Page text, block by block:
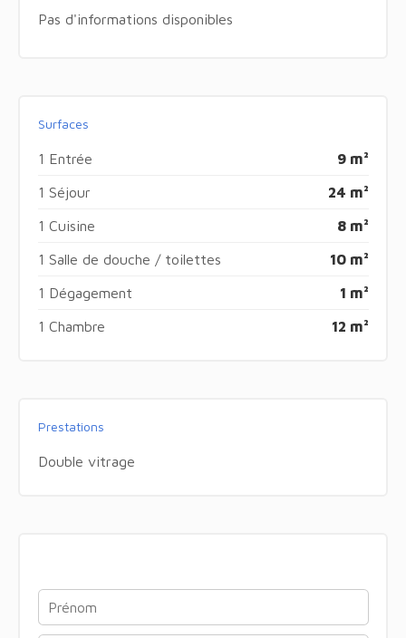
Pas d'informations disponibles
Surfaces
1 Entrée 9 m²
1 Séjour 24 m²
1 Cuisine 8 m²
1 Salle de douche / toilettes 10 m²
1 Dégagement 1 m²
1 Chambre 12 m²
Prestations
Double vitrage